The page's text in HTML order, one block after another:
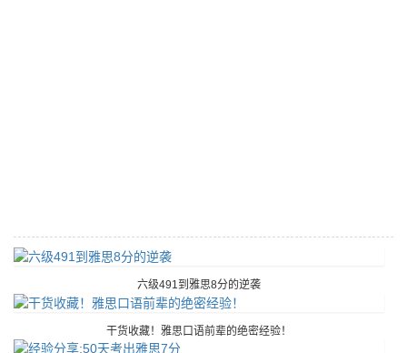
六级491到雅思8分的逆袭
干货收藏！雅思口语前辈的绝密经验！